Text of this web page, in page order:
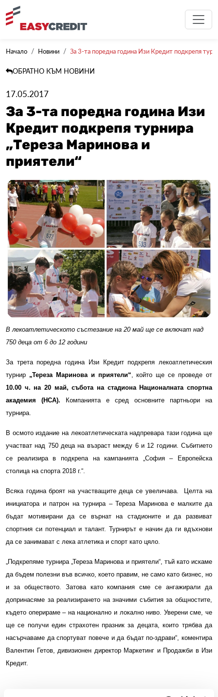
Начало Новини За 3-та поредна година Изи Кредит подкрепя
ОБРАТНО КЪМ НОВИНИ
17.05.2017
За 3-та поредна година Изи
Кредит подкрепя турнира
„Тереза Маринова и
приятели“
В лекоатлетическото състезание на 20 май ще се включат над
750 деца от 6 до 12 години
За трета поредна година Изи Кредит подкрепя лекоатлетическия
турнир „Тереза Маринова и приятели“ , който ще се проведе от
10.00 ч. на 20 май, събота на стадиона Националната спортна
академия (НСА). Компанията е сред основните партньори на
турнира.
В осмото издание на лекоатлетическата надпревара тази година ще
участват над 750 деца на възраст между 6 и 12 години. Събитието
се реализира в подкрепа на кампанията „София – Европейска
столица на спорта 2018 г.“.
Всяка година броят на участващите деца се увеличава.
Целта на
инициатора и патрон на турнира – Тереза Маринова е малките да
бъдат мотивирани да се върнат на стадионите и да развиват
спортния си потенциал и талант. Турнирът е начин да ги вдъхнови
да се занимават с лека атлетика и спорт като цяло.
„Подкрепяме турнира „Тереза Маринова и приятели“, тъй като искаме
да бъдем полезни във всичко, което правим, не само като бизнес, но
и за обществото. Затова като компания сме се ангажирали да
допринасяме за реализирането на значими събития за общностите,
където оперираме – на национално и локално ниво. Уверени сме, че
ще се получи един страхотен празник за децата, които трябва да
насърчаваме да спортуват повече и да бъдат по-здрави“, коментира
Валентин Гетов, дивизионен директор Маркетинг и Продажби в Изи
Кредит.